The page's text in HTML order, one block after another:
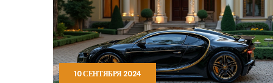
10 СЕНТЯБРЯ 2024